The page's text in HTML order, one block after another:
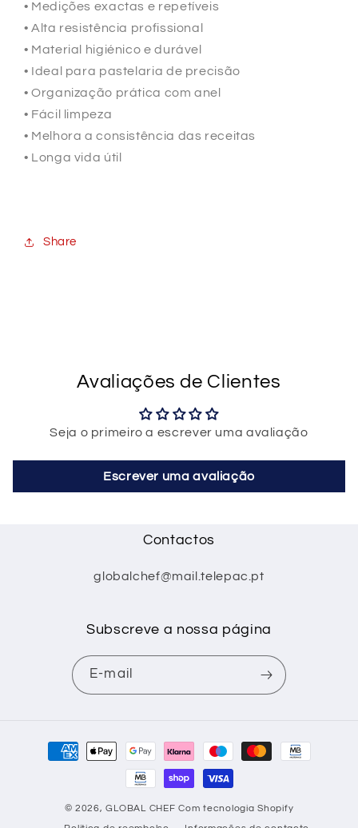
• Medições exactas e repetíveis
• Alta resistência profissional
• Material higiénico e durável
• Ideal para pastelaria de precisão
• Organização prática com anel
• Fácil limpeza
• Melhora a consistência das receitas
• Longa vida útil
Share
Avaliações de Clientes
Seja o primeiro a escrever uma avaliação
Escrever uma avaliação
Contactos
globalchef@mail.telepac.pt
Subscreve a nossa página
E-mail
Métodos
© 2026,GLOBAL CHEFCom tecnologia Shopify